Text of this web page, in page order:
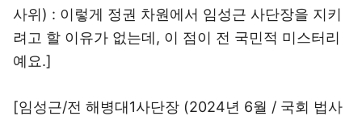
사위) : 이렇게 정권 차원에서 임성근 사단장을 지키
려고 할 이유가 없는데, 이 점이 전 국민적 미스터리
예요.]
[임성근/전 해병대1사단장 (2024년 6월 / 국회 법사